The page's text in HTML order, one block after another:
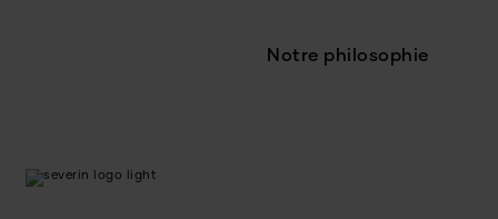
Notre philosophie